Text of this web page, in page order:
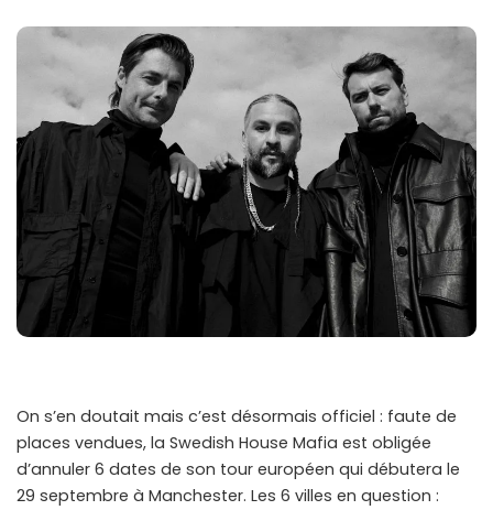
On s’en doutait mais c’est désormais officiel : faute de
places vendues, la Swedish House Mafia est obligée
d’annuler 6 dates de son tour européen qui débutera le
29 septembre à Manchester. Les 6 villes en question :